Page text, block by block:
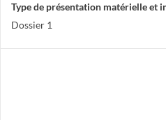
Type de présentation matérielle et
Dossier 1